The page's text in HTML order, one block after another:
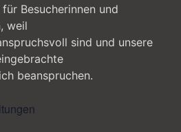
Besucherinnen und
weil
sind und unsere
beanspruchen.